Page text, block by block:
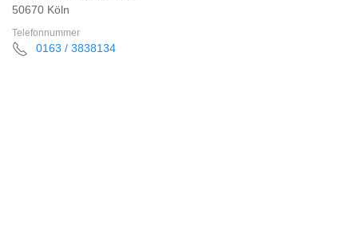
50670 Köln
Telefonnummer
0163 / 3838134